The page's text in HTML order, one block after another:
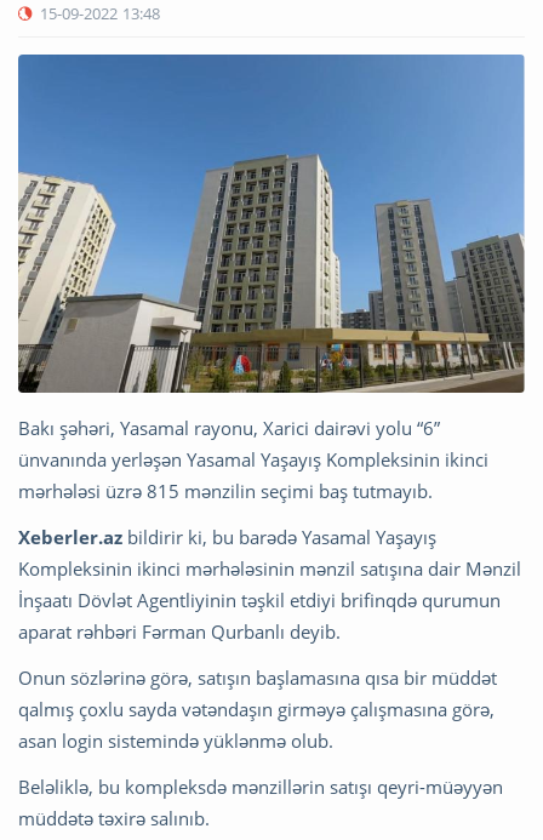
15-09-2022 13:48
Bakı şəhəri, Yasamal rayonu, Xarici dairəvi yolu “6”
ünvanında yerləşən Yasamal Yaşayış Kompleksinin ikinci
mərhələsi üzrə 815 mənzilin seçimi baş tutmayıb.
Xeberler.az bildirir ki, bu barədə Yasamal Yaşayış
Kompleksinin ikinci mərhələsinin mənzil satışına dair Mənzil
İnşaatı Dövlət Agentliyinin təşkil etdiyi brifinqdə qurumun
aparat rəhbəri Fərman Qurbanlı deyib.
Onun sözlərinə görə, satışın başlamasına qısa bir müddət
qalmış çoxlu sayda vətəndaşın girməyə çalışmasına görə,
asan login sistemində yüklənmə olub.
Beləliklə, bu kompleksdə mənzillərin satışı qeyri-müəyyən
müddətə təxirə salınıb.